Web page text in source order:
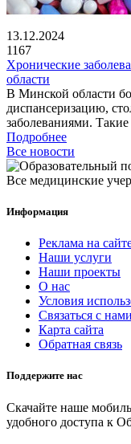
13.12.2024
1167
Хронические
области
В Минской области
диспансеризацию,
заболеваниями.
Подробнее
Все новости
Все медицинские
Информация
Реклама на
Наши услуги
Наши проекты
О нас
Условия
Связаться с нами
Карта сайта
Обратная связь
Поддержите нас
Скачайте наше
удобного доступа к